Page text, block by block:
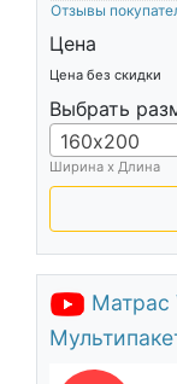
Отзывы
Цена
Цена без скидки
Выбрать
160х200
Ширина х Длина
Матрас